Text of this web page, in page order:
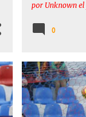
por Unknown el
0
ACTUALIDAD